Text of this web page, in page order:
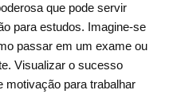
que pode servir
para estudos. Imagine-se
passar em um exame ou
Visualizar o sucesso
motivação para trabalhar